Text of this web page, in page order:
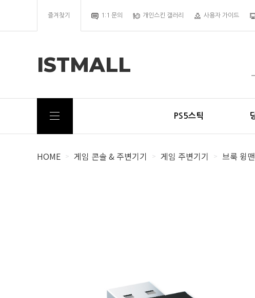
즐겨찾기 1:1 문의 개인스킨 갤러리 사용자 가이드
ISTMALL
PS5스틱
HOME > 게임 콘솔 & 주변기기 > 게임 주변기기 > 브룩 윙